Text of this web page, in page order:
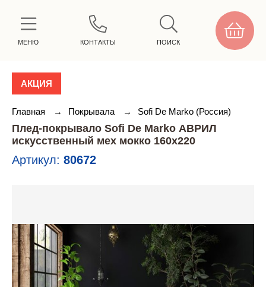
МЕНЮ КОНТАКТЫ ПОИСК
АКЦИЯ
Главная → Покрывала → Sofi De Marko (Россия)
Плед-покрывало Sofi De Marko АВРИЛ
искусственный мех мокко 160х220
Артикул: 80672